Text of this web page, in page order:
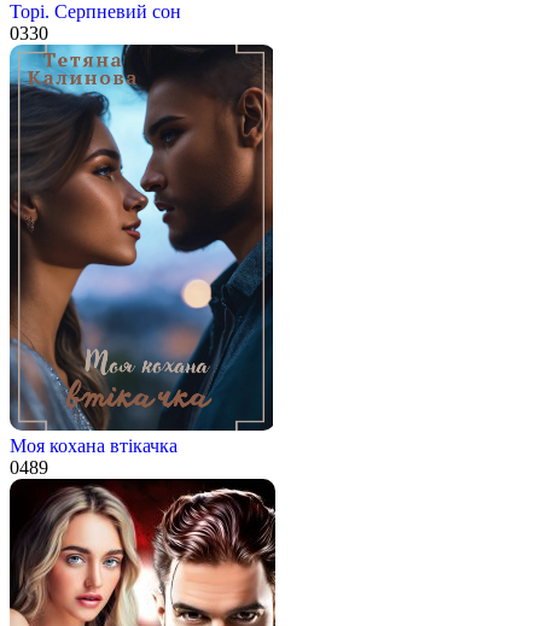
Торі. Серпневий сон
0330
Моя кохана втікачка
0489